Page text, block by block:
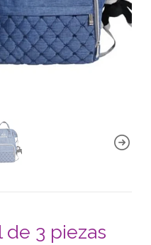
de 3 piezas